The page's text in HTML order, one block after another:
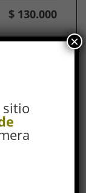
$ 130.000
sitio
×